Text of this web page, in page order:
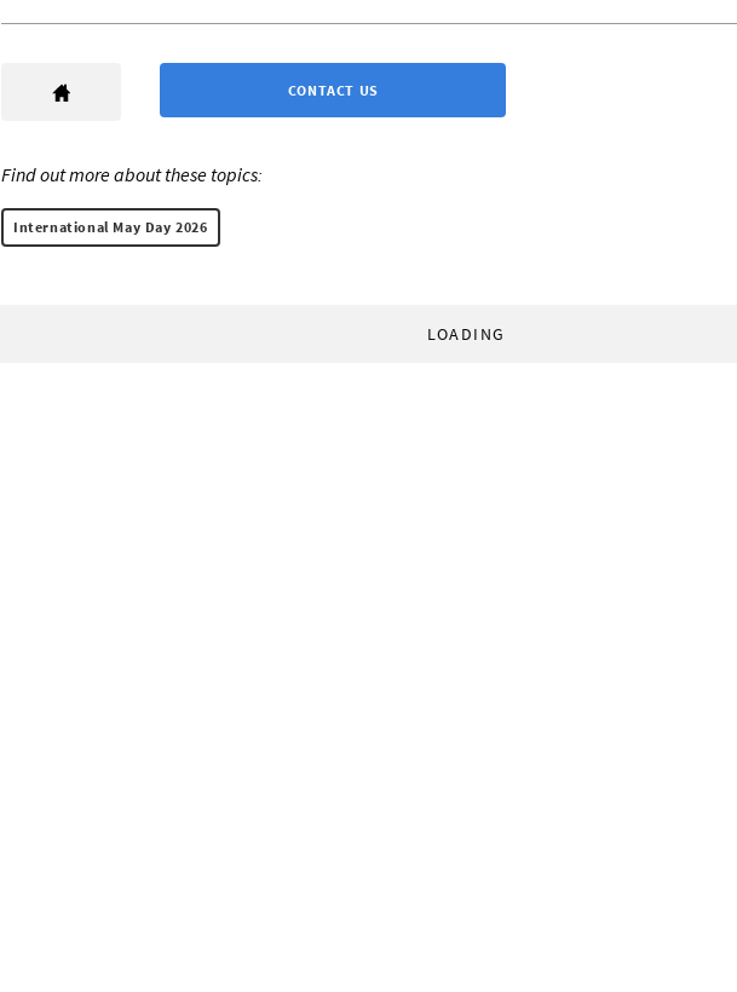
CONTACT US
Find out more about these topics:
International May Day 2026
LOADING